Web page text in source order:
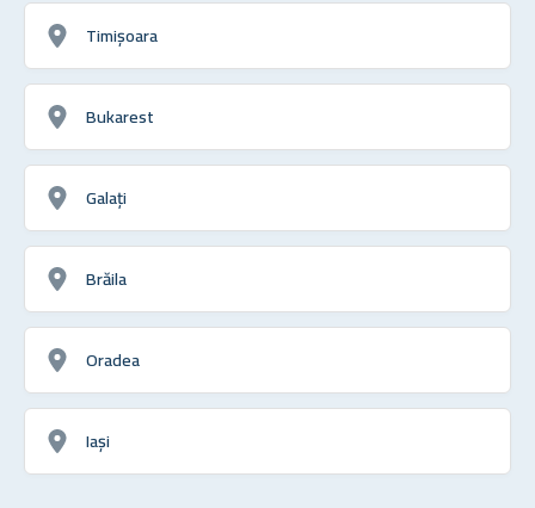
Timișoara
Bukarest
Galați
Brăila
Oradea
Iași